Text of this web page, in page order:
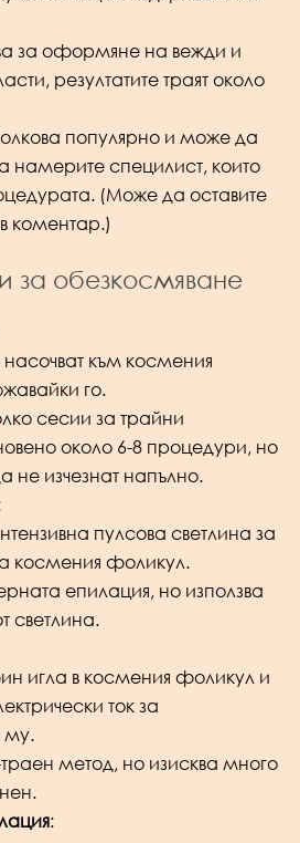
за оформяне на вежди и
резултатите траят около
популярно и може да
намерите специлист, които
(Може да оставите
коментар.)
за обезкосмяване
към космения
го.
сесии за трайни
около 6-8 процедури, но
не изчезнат напълно.
пулсова светлина за
космения фоликул.
епилация, но използва
светлина.
игла в космения фоликул и
ток за
му.
метод, но изисква много
: